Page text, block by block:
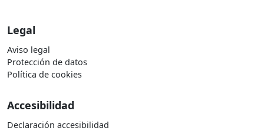
Legal
Aviso legal
Protección de datos
Política de cookies
Accesibilidad
Declaración accesibilidad